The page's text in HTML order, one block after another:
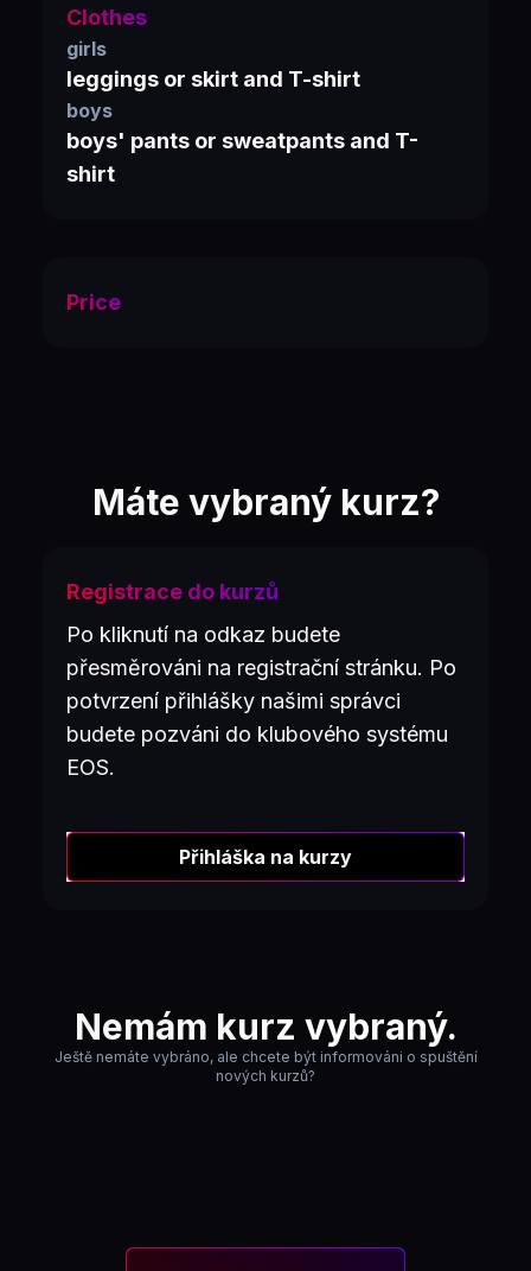
Clothes
girls
leggings or skirt and T-shirt
boys
boys' pants or sweatpants and T-
shirt
Price
Máte vybraný kurz?
Registrace do kurzů
Po kliknutí na odkaz budete
přesměrováni na registrační stránku. Po
potvrzení přihlášky našimi správci
budete pozváni do klubového systému
EOS.
Přihláška na kurzy
Nemám kurz vybraný.
Ještě nemáte vybráno, ale chcete být informováni o spuštění
nových kurzů?